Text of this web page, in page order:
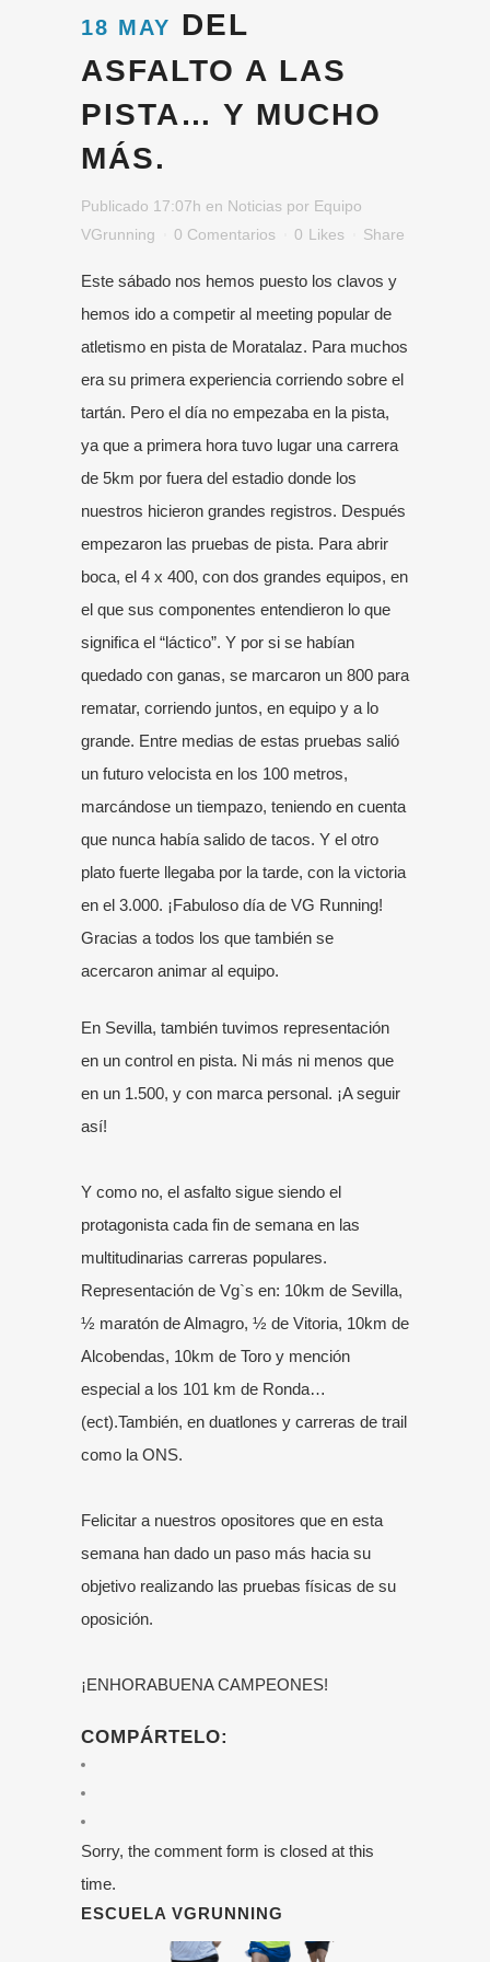
18 MAY DEL
ASFALTO A LAS
PISTA… Y MUCHO
MÁS.
Publicado 17:07h en Noticias por Equipo
VGrunning
0 Comentarios 0 Likes Share
Este sábado nos hemos puesto los clavos y
hemos ido a competir al meeting popular de
atletismo en pista de Moratalaz. Para muchos
era su primera experiencia corriendo sobre el
tartán. Pero el día no empezaba en la pista,
ya que a primera hora tuvo lugar una carrera
de 5km por fuera del estadio donde los
nuestros hicieron grandes registros. Después
empezaron las pruebas de pista. Para abrir
boca, el 4 x 400, con dos grandes equipos, en
el que sus componentes entendieron lo que
significa el “láctico”. Y por si se habían
quedado con ganas, se marcaron un 800 para
rematar, corriendo juntos, en equipo y a lo
grande. Entre medias de estas pruebas salió
un futuro velocista en los 100 metros,
marcándose un tiempazo, teniendo en cuenta
que nunca había salido de tacos. Y el otro
plato fuerte llegaba por la tarde, con la victoria
en el 3.000. ¡Fabuloso día de VG Running!
Gracias a todos los que también se
acercaron animar al equipo.
En Sevilla, también tuvimos representación
en un control en pista. Ni más ni menos que
en un 1.500, y con marca personal. ¡A seguir
así!
Y como no, el asfalto sigue siendo el
protagonista cada fin de semana en las
multitudinarias carreras populares.
Representación de Vg`s en: 10km de Sevilla,
½ maratón de Almagro, ½ de Vitoria, 10km de
Alcobendas, 10km de Toro y mención
especial a los 101 km de Ronda…
(ect).También, en duatlones y carreras de trail
como la ONS.
Felicitar a nuestros opositores que en esta
semana han dado un paso más hacia su
objetivo realizando las pruebas físicas de su
oposición.
¡ENHORABUENA CAMPEONES!
COMPÁRTELO:
Sorry, the comment form is closed at this
time.
ESCUELA VGRUNNING